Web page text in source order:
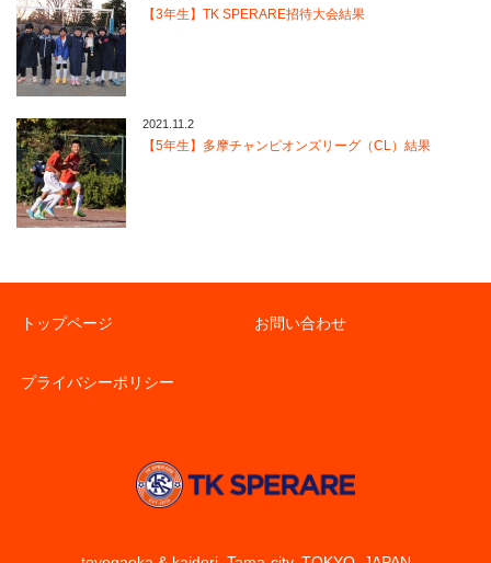
【3年生】TK SPERARE招待大会結果
2021.11.2
【5年生】多摩チャンピオンズリーグ（CL）結果
トップページ お問い合わせ
プライバシーポリシー